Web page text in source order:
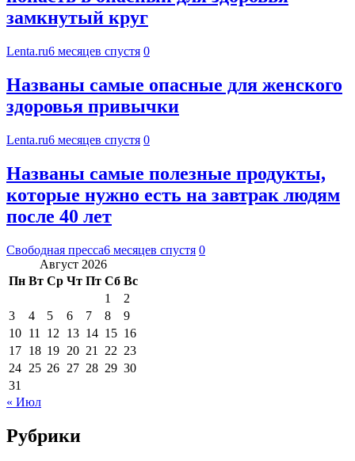
замкнутый круг
Lenta.ru6 месяцев спустя 0
Названы самые опасные для женского
здоровья привычки
Lenta.ru6 месяцев спустя 0
Названы самые полезные продукты,
которые нужно есть на завтрак людям
после 40 лет
Свободная пресса6 месяцев спустя 0
Август 2026
Пн Вт Ср Чт Пт Сб Вс
1
2
3
4 5 6 7 8
9
10 11 12 13 14 15 16
17 18 19 20 21 22 23
24 25 26 27 28 29 30
31
« Июл
Рубрики